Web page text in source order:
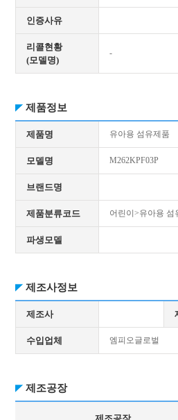
인증사유
리콜현황
(모델명)
-
제품정보
제품명 유아용 섬유제품
모델명 M262KPF03P
브랜드명
제품분류코드 어린이>유아용 섬
파생모델
제조사정보
제조사
수입업체 엠피오글로벌
제조공장